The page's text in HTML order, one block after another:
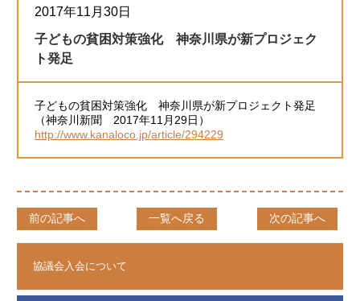
2017年11月30日
子どもの貧困対策強化 神奈川県が新プロジェク
ト発足
子どもの貧困対策強化 神奈川県が新プロジェクト発足
（神奈川新聞 2017年11月29日）
http://www.kanaloco.jp/article/294229
前の記事へ 一覧へ戻る 次の記事へ
協議会入会について